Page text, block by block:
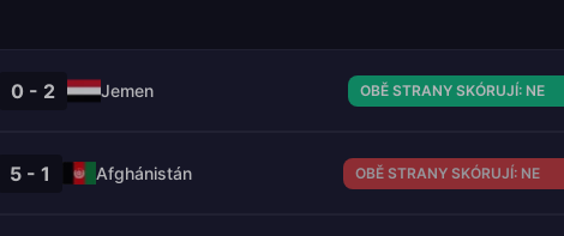
0 - 2 Jemen OBĚ STRANY SKÓRUJÍ: NE
5 - 1 Afghánistán OBĚ STRANY SKÓRUJÍ: NE